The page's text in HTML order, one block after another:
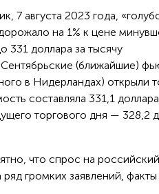
7 августа 2023 года,
на 1% к цене
331 доллара за тысячу
(ближайшие)
в Нидерландах) открыли
составляла 331,1
торгового дня — 328,2
что спрос на
громких заявлений,